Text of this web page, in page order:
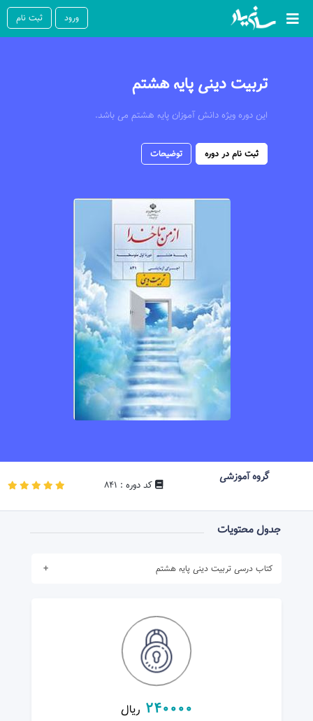
ورود ثبت نام
تربیت دینی پایه هشتم
این دوره ویژه دانش آموزان پایه هشتم می باشد.
ثبت نام در دوره توضیحات
گروه آموزشی
کد دوره : 841
جدول محتویات
کتاب درسی تربیت دینی پایه هشتم
در دوره ثبت نام نمایید .
240000 ریال